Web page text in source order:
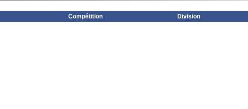
Compétition Division